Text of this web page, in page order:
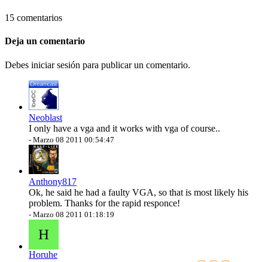
15 comentarios
Deja un comentario
Debes iniciar sesión para publicar un comentario.
Neoblast
I only have a vga and it works with vga of course..
- Marzo 08 2011 00:54:47
Anthony817
Ok, he said he had a faulty VGA, so that is most likely his
problem. Thanks for the rapid responce!
- Marzo 08 2011 01:18:19
H
Horuhe